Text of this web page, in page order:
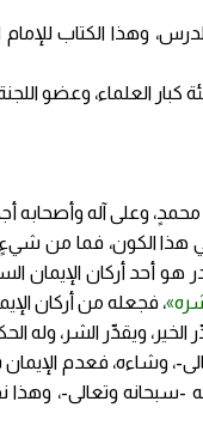
وهذا الكتاب
العلماء، وعضو اللجنة
محمدٍ، وعلى آله وأصحابه
هذا الكون، فما من
هو أحد أركان الإيمان
، فجعله من أركان
ويقدِّر الشر، وله
، وشاءه، فعدم
-سبحانه وتعالى-،